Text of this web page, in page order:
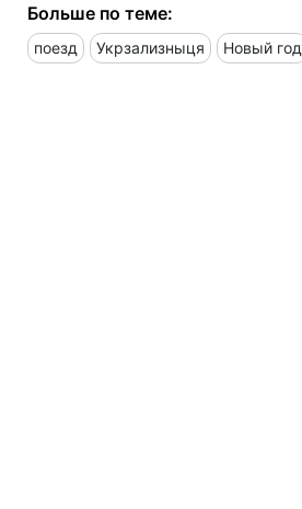
Больше по теме:
поезд Укрзализныця Новый год